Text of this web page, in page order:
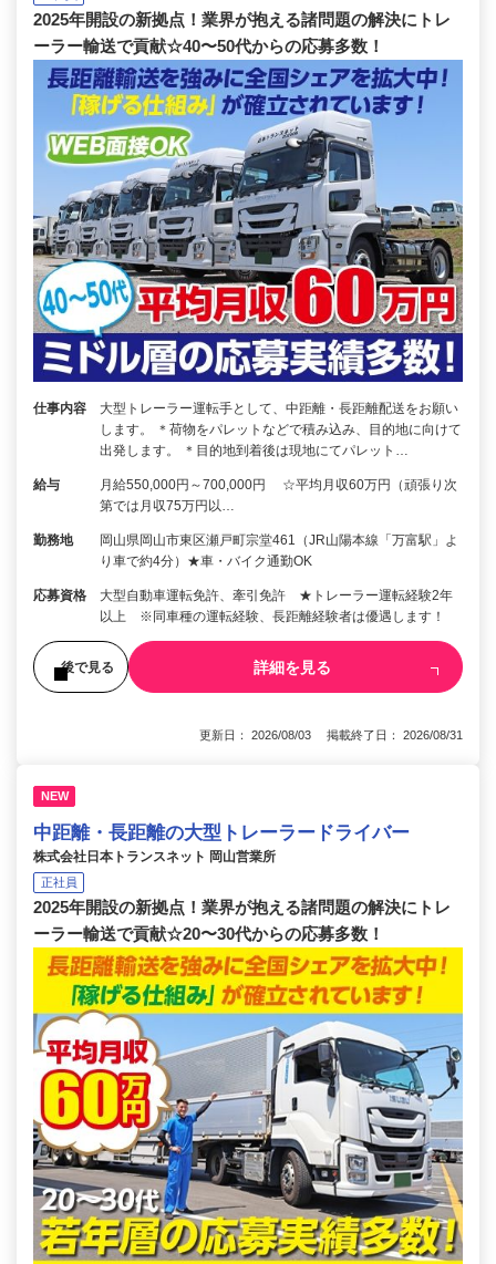
2025年開設の新拠点！業界が抱える諸問題の解決にトレ
ーラー輸送で貢献☆40〜50代からの応募多数！
仕事内容
大型トレーラー運転手として、中距離・長距離配送をお願い
します。 ＊荷物をパレットなどで積み込み、目的地に向けて
出発します。 ＊目的地到着後は現地にてパレット…
給与
月給550,000円～700,000円 ☆平均月収60万円（頑張り次
第では月収75万円以…
勤務地
岡山県岡山市東区瀬戸町宗堂461（JR山陽本線「万富駅」よ
り車で約4分）★車・バイク通勤OK
応募資格
大型自動車運転免許、牽引免許 ★トレーラー運転経験2年
以上 ※同車種の運転経験、長距離経験者は優遇します！
後で見る 詳細を見る
更新日： 2026/08/03 掲載終了日： 2026/08/31
NEW
中距離・長距離の大型トレーラードライバー
株式会社日本トランスネット 岡山営業所
正社員
2025年開設の新拠点！業界が抱える諸問題の解決にトレ
ーラー輸送で貢献☆20〜30代からの応募多数！